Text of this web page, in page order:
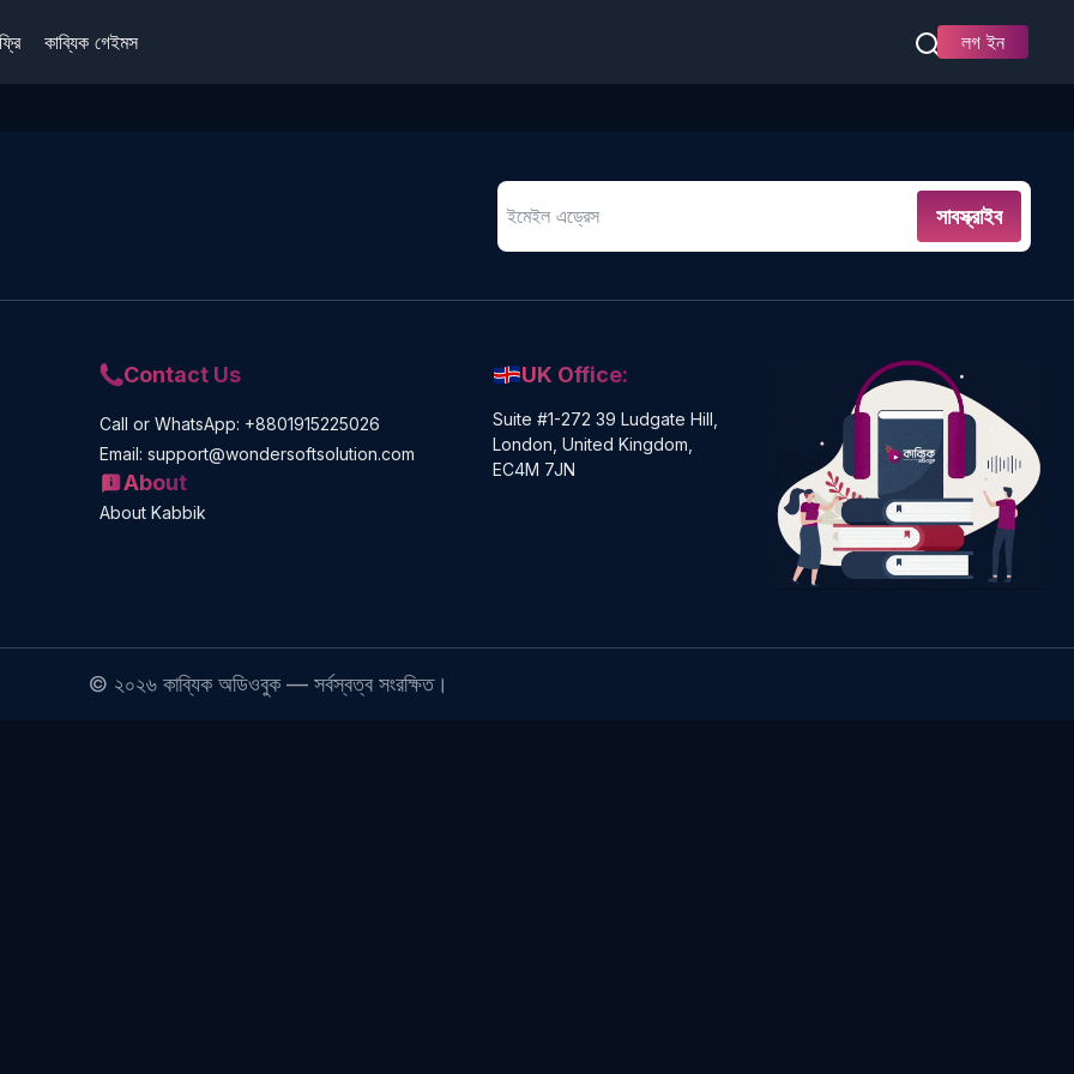
ফ্রি কাব্যিক গেইমস লগ ইন
সাবস্ক্রাইব
Contact Us
Call or WhatsApp: +8801915225026
Email: support@wondersoftsolution.com
About
About Kabbik
UK Office:
Suite #1-272 39 Ludgate Hill,
London, United Kingdom,
EC4M 7JN
© ২০২৬ কাব্যিক অডিওবুক — সর্বস্বত্ব সংরক্ষিত।